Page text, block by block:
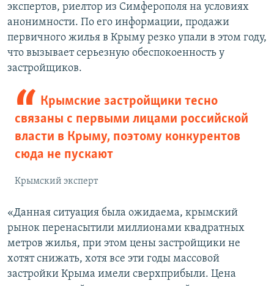
экспертов, риелтор из Симферополя на условиях
анонимности. По его информации, продажи
первичного жилья в Крыму резко упали в этом году,
что вызывает серьезную обеспокоенность у
застройщиков.
Крымские застройщики тесно
связаны с первыми лицами российской
власти в Крыму, поэтому конкурентов
сюда не пускают
Крымский эксперт
«Данная ситуация была ожидаема, крымский
рынок перенасытили миллионами квадратных
метров жилья, при этом цены застройщики не
хотят снижать, хотя все эти годы массовой
застройки Крыма имели сверхприбыли. Цена